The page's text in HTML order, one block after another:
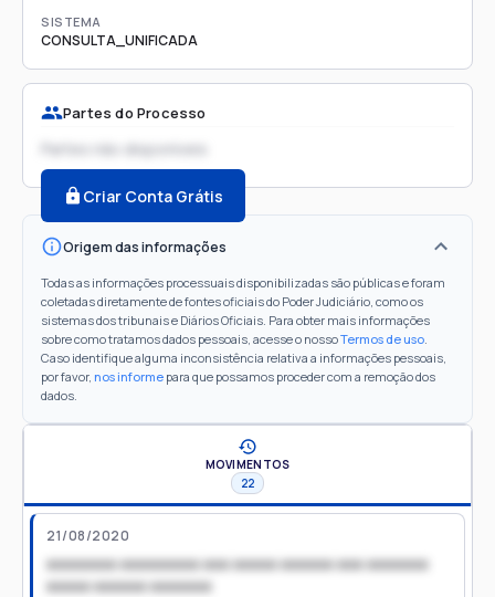
SISTEMA
CONSULTA_UNIFICADA
Partes do Processo
Partes não disponíveis
Criar Conta Grátis
Origem das informações
Todas as informações processuais disponibilizadas são públicas e foram
coletadas diretamente de fontes oficiais do Poder Judiciário, como os
sistemas dos tribunais e Diários Oficiais. Para obter mais informações
sobre como tratamos dados pessoais, acesse o nossoTermos de uso.
Caso identifique alguma inconsistência relativa a informações pessoais,
por favor, nos informe para que possamos proceder com a remoção dos
dados.
MOVIMENTOS
22
21/08/2020
xxxxxxxx xxxxxxxxx xxx xxxxx xxxxxx xxx xxxxxxx
xxxxx xxxxxx xxxxxxx